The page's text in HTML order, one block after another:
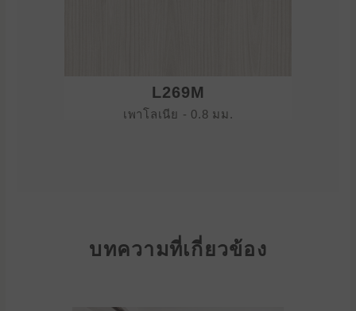
L269M
เพาโลเนีย - 0.8 มม.
บทความที่เกี่ยวข้อง